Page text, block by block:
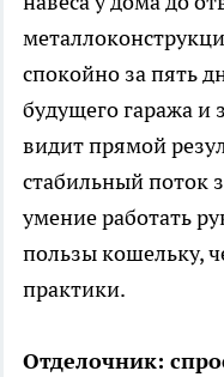
спокойно за пять
будущего гаража и
видит прямой
стабильный поток
умение работать
пользы кошельку,
практики.
Отделочник: